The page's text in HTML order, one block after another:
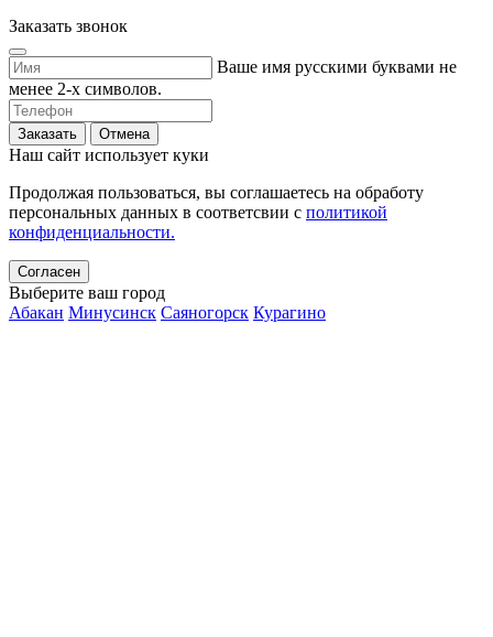
Заказать звонок
Ваше имя русскими буквами не
менее 2-х символов.
Заказать Отмена
Наш сайт использует куки
Продолжая пользоваться, вы соглашаетесь на обработу
персональных данных в соответсвии с политикой
конфиденциальности.
Согласен
Выберите ваш город
Абакан Минусинск Саяногорск Курагино